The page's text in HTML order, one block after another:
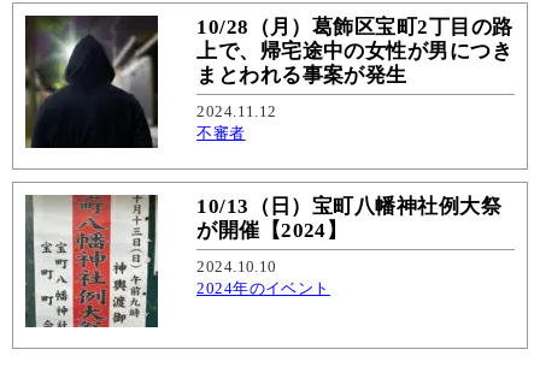
10/28（月）葛飾区宝町2丁目の路
上で、帰宅途中の女性が男につき
まとわれる事案が発生
2024.11.12
不審者
10/13（日）宝町八幡神社例大祭
が開催【2024】
2024.10.10
2024年のイベント